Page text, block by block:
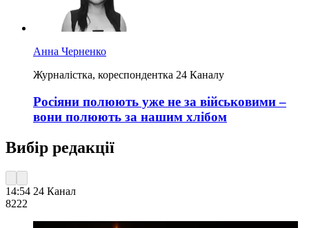
Анна Черненко
Журналістка, кореспондентка 24 Каналу
Росіяни полюють уже не за військовими –
вони полюють за нашим хлібом
Вибір редакції
14:54 24 Канал
8222